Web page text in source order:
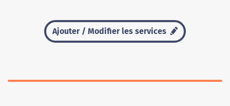
Ajouter / Modifier les services